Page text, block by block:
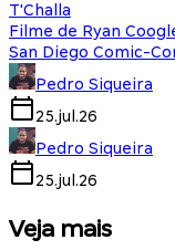
T'Challa
Filme de Ryan
San Diego Comic-
Pedro Siqueira
25.jul.26
Pedro Siqueira
25.jul.26
Veja mais